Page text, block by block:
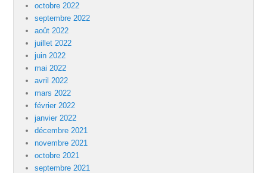
octobre 2022
septembre 2022
août 2022
juillet 2022
juin 2022
mai 2022
avril 2022
mars 2022
février 2022
janvier 2022
décembre 2021
novembre 2021
octobre 2021
septembre 2021